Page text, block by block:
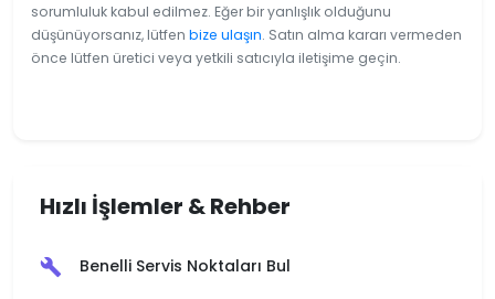
sorumluluk kabul edilmez. Eğer bir yanlışlık olduğunu
düşünüyorsanız, lütfen bize ulaşın. Satın alma kararı vermeden
önce lütfen üretici veya yetkili satıcıyla iletişime geçin.
Hızlı İşlemler & Rehber
build Benelli Servis Noktaları Bul